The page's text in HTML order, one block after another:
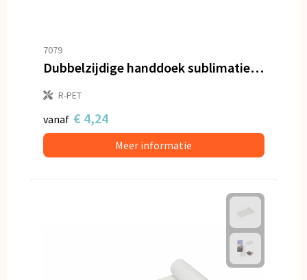
7079
Dubbelzijdige handdoek sublimatie 30 x 130 cm 400 g/m²
R-PET
vanaf € 4,24
Meer informatie